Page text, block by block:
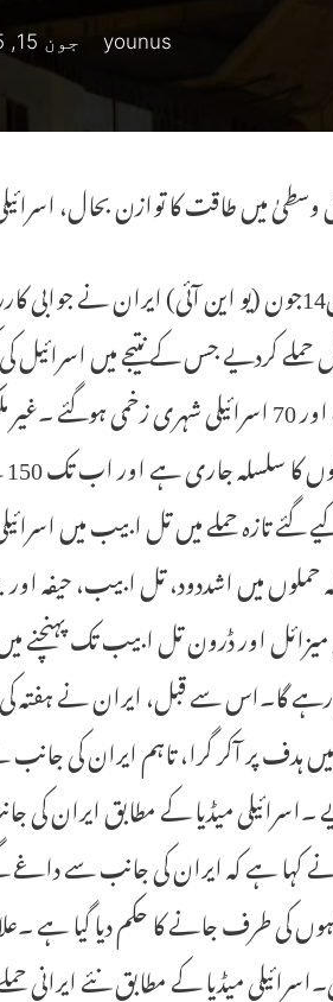
younus جون 15, 2025
میں طاقت کا توازن بحال، اسرائیلی
حملے کردیے جس کے نتیجے میں اسرائیل
ہلاک اور 70 اسرائیلی شہری
تازہ حملے میں تل ابیب میں
میں اشددود، تل ابیب، حیفہ اور
میزائل اور ڈرون تل ابیب تک پہنچنے
گا۔اس سے قبل، ایران نے ہفتہ کی
ہدف پر آکر گرا، تاہم ایران کی
۔اسرائیلی میڈیا کے مطابق ایران
کہا ہے کہ ایران کی جانب سے داغے
کی طرف جانے کا حکم دیا گیا ہے